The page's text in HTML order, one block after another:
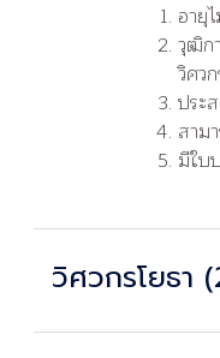
อายุ
วุฒิก
วิศว
ประ
สาม
มีใบ
วิศวกรโยธา